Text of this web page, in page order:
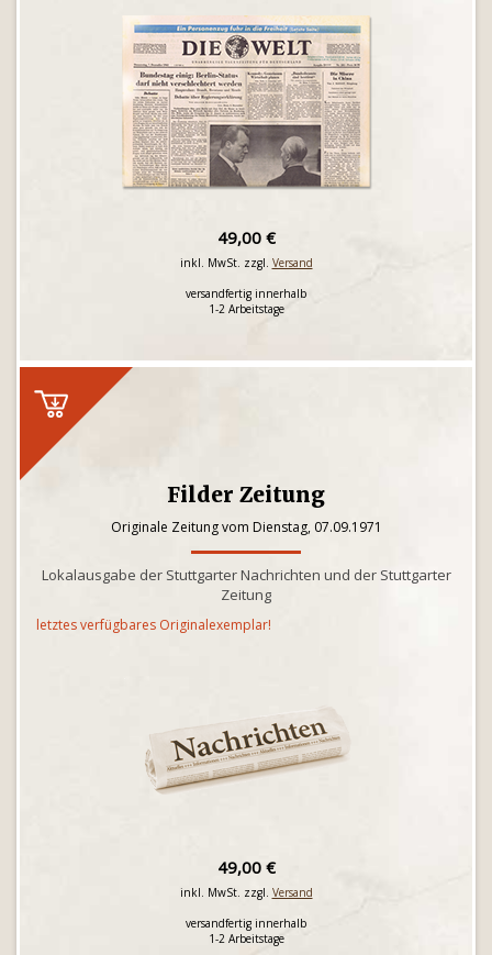
49,00 €
inkl. MwSt. zzgl. Versand
versandfertig innerhalb
1-2 Arbeitstage
Filder Zeitung
Originale Zeitung vom Dienstag, 07.09.1971
Lokalausgabe der Stuttgarter Nachrichten und der Stuttgarter
Zeitung
letztes verfügbares Originalexemplar!
49,00 €
inkl. MwSt. zzgl. Versand
versandfertig innerhalb
1-2 Arbeitstage